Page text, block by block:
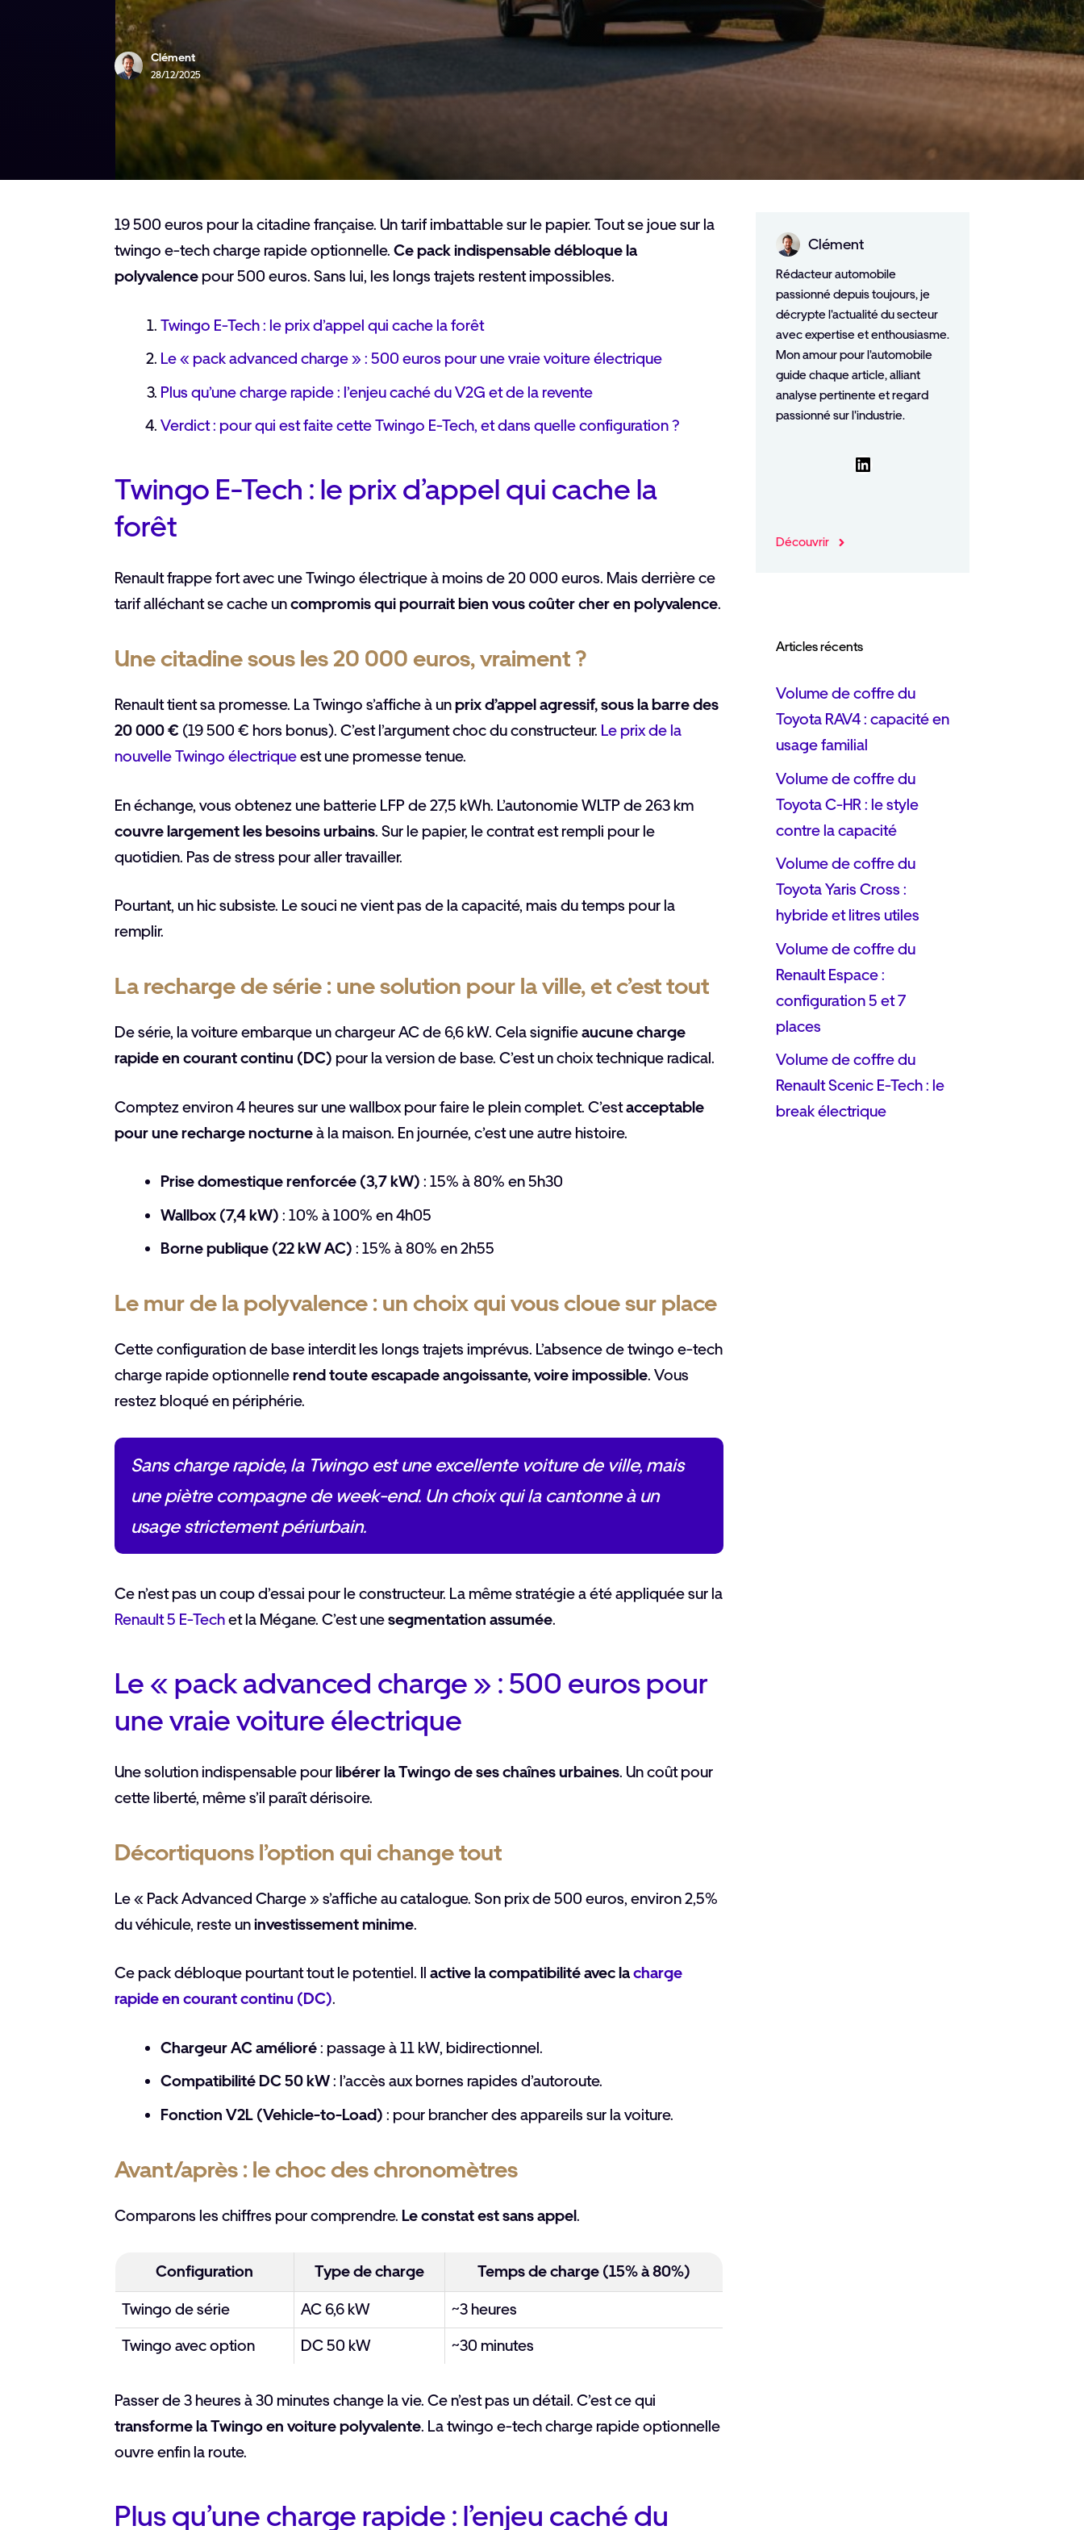
Clément
28/12/2025
19 500 euros pour la citadine française. Un tarif imbattable sur le papier. Tout se joue sur la
twingo e-tech charge rapide optionnelle. Ce pack indispensable débloque la
polyvalence pour 500 euros. Sans lui, les longs trajets restent impossibles.
Twingo E-Tech : le prix d’appel qui cache la forêt
Le « pack advanced charge » : 500 euros pour une vraie voiture électrique
Plus qu’une charge rapide : l’enjeu caché du V2G et de la revente
Verdict : pour qui est faite cette Twingo E-Tech, et dans quelle configuration ?
Twingo E-Tech : le prix d’appel qui cache la
forêt
Renault frappe fort avec une Twingo électrique à moins de 20 000 euros. Mais derrière ce
tarif alléchant se cache uncompromis qui pourrait bien vous coûter cher en polyvalence.
Une citadine sous les 20 000 euros, vraiment ?
Renault tient sa promesse. La Twingo s’affiche à unprix d’appel agressif, sous la barre des
20 000 € (19 500 € hors bonus). C’est l’argument choc du constructeur. Le prix de la
nouvelle Twingo électriqueest une promesse tenue.
En échange, vous obtenez une batterie LFP de 27,5 kWh. L’autonomie WLTP de 263 km
couvre largement les besoins urbains. Sur le papier, le contrat est rempli pour le
quotidien. Pas de stress pour aller travailler.
Pourtant, un hic subsiste. Le souci ne vient pas de la capacité, mais du temps pour la
remplir.
La recharge de série : une solution pour la ville, et c’est tout
De série, la voiture embarque un chargeur AC de 6,6 kW. Cela signifieaucune charge
rapide en courant continu (DC) pour la version de base. C’est un choix technique radical.
Comptez environ 4 heures sur une wallbox pour faire le plein complet. C’estacceptable
pour une recharge nocturneà la maison. En journée, c’est une autre histoire.
Prise domestique renforcée (3,7 kW) : 15% à 80% en 5h30
Wallbox (7,4 kW) : 10% à 100% en 4h05
Borne publique (22 kW AC) : 15% à 80% en 2h55
Le mur de la polyvalence : un choix qui vous cloue sur place
Cette configuration de base interdit les longs trajets imprévus. L’absence de twingo e-tech
charge rapide optionnellerend toute escapade angoissante, voire impossible. Vous
restez bloqué en périphérie.
Sans charge rapide, la Twingo est une excellente voiture de ville, mais
une piètre compagne de week-end. Un choix qui la cantonne à un
usage strictement périurbain.
Ce n’est pas un coup d’essai pour le constructeur. La même stratégie a été appliquée sur la
Renault 5 E-Techet la Mégane. C’est unesegmentation assumée.
Le « pack advanced charge » : 500 euros pour
une vraie voiture électrique
Une solution indispensable pourlibérer la Twingo de ses chaînes urbaines. Un coût pour
cette liberté, même s’il paraît dérisoire.
Décortiquons l’option qui change tout
Le « Pack Advanced Charge » s’affiche au catalogue. Son prix de 500 euros, environ 2,5%
du véhicule, reste uninvestissement minime.
Ce pack débloque pourtant tout le potentiel. Il active la compatibilité avec lacharge
rapide en courant continu (DC).
Chargeur AC amélioré: passage à 11 kW, bidirectionnel.
Compatibilité DC 50 kW: l’accès aux bornes rapides d’autoroute.
Fonction V2L (Vehicle-to-Load) : pour brancher des appareils sur la voiture.
Avant/après : le choc des chronomètres
Comparons les chiffres pour comprendre. Le constat est sans appel.
Configuration Type de charge Temps de charge (15% à 80%)
Twingo de série AC 6,6 kW
~3 heures
Twingo avec option
DC 50 kW ~30 minutes
Passer de 3 heures à 30 minutes change la vie. Ce n’est pas un détail. C’est ce qui
transforme la Twingo en voiture polyvalente. La twingo e-tech charge rapide optionnelle
ouvre enfin la route.
Plus qu’une charge rapide : l’enjeu caché du
Clément
Rédacteur automobile
passionné depuis toujours, je
décrypte l'actualité du secteur
avec expertise et enthousiasme.
Mon amour pour l'automobile
guide chaque article, alliant
analyse pertinente et regard
passionné sur l'industrie.
LinkedIn
Découvrir
Articles récents
Volume de coffre du
Toyota RAV4 : capacité en
usage familial
Volume de coffre du
Toyota C-HR : le style
contre la capacité
Volume de coffre du
Toyota Yaris Cross :
hybride et litres utiles
Volume de coffre du
Renault Espace :
configuration 5 et 7
places
Volume de coffre du
Renault Scenic E-Tech : le
break électrique